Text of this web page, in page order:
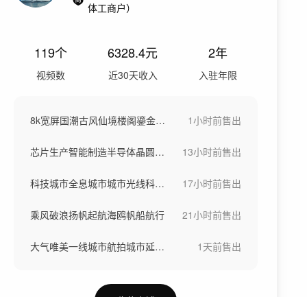
体工商户）
119个
视频数
6328.4元
近30天收入
2年
入驻年限
8k宽屏国潮古风仙境楼阁鎏金山水仙鹤背景 1小时前售出
芯片生产智能制造半导体晶圆制造高科技车间 13小时前售出
科技城市全息城市城市光线科技之都城市特效 17小时前售出
乘风破浪扬帆起航海鸥帆船航行 21小时前售出
大气唯美一线城市航拍城市延时城市宣传片 1天前售出